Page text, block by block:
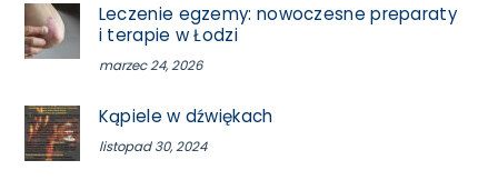
Leczenie egzemy: nowoczesne preparaty
i terapie w Łodzi
marzec 24, 2026
Kąpiele w dźwiękach
listopad 30, 2024